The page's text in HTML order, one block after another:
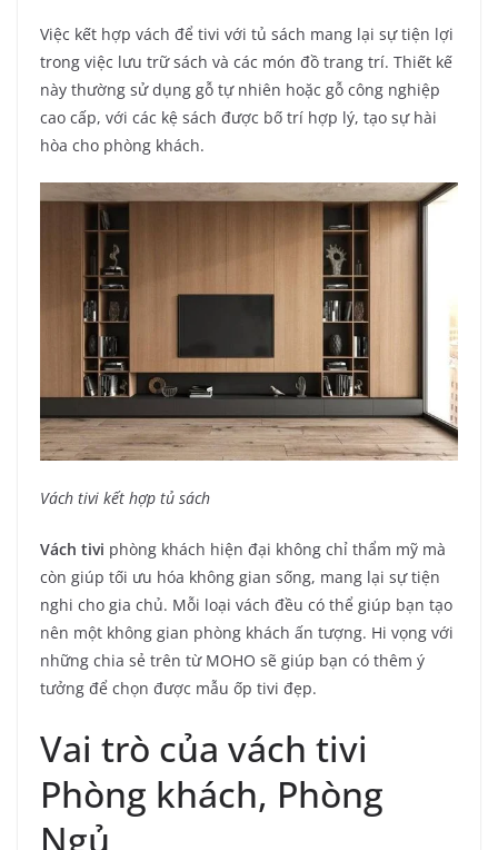
Việc kết hợp vách để tivi với tủ sách mang lại sự tiện lợi
trong việc lưu trữ sách và các món đồ trang trí. Thiết kế
này thường sử dụng gỗ tự nhiên hoặc gỗ công nghiệp
cao cấp, với các kệ sách được bố trí hợp lý, tạo sự hài
hòa cho phòng khách.
Vách tivi kết hợp tủ sách
Vách tivi phòng khách hiện đại không chỉ thẩm mỹ mà
còn giúp tối ưu hóa không gian sống, mang lại sự tiện
nghi cho gia chủ. Mỗi loại vách đều có thể giúp bạn tạo
nên một không gian phòng khách ấn tượng. Hi vọng với
những chia sẻ trên từ MOHO sẽ giúp bạn có thêm ý
tưởng để chọn được mẫu ốp tivi đẹp.
Vai trò của vách tivi
Phòng khách, Phòng
Ngủ